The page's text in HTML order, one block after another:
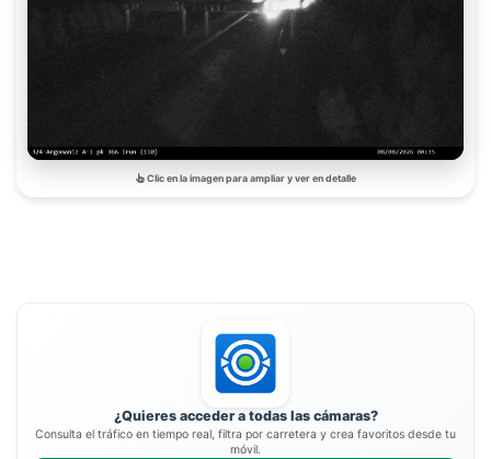
Clic en la imagen para ampliar y ver en detalle
¿Quieres acceder a todas las cámaras?
Consulta el tráfico en tiempo real, filtra por carretera y crea favoritos desde tu
móvil.